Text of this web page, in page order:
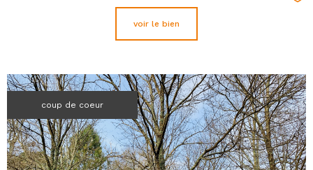
voir le bien
coup de coeur